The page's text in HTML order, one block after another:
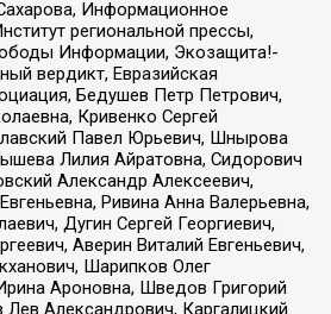
Информационное
региональной прессы,
Информации, Экозащита!-
вердикт, Евразийская
Бедушев Петр Петрович,
Кривенко Сергей
Павел Юрьевич, Шнырова
Лилия Айратовна, Сидорович
Александр Алексеевич,
Ривина Анна Валерьевна,
Дугин Сергей Георгиевич,
Аверин Виталий Евгеньевич,
Шарипков Олег
Ароновна, Шведов Григорий
Александрович, Каргалицкий